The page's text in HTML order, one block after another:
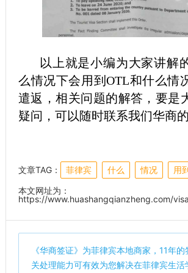
以上就是小编为大家讲解
么情况下会用到OTL和什么情
遣返，相关问题的解答，要是
疑问，可以随时联系我们华商的
文章TAG： 菲律宾 什么 情况
用
本文网址为：
https://www.huashangqianzheng.com/
《华商签证》为菲律宾本地商家，11年
关处理能力可有效为您解决在菲律宾生活